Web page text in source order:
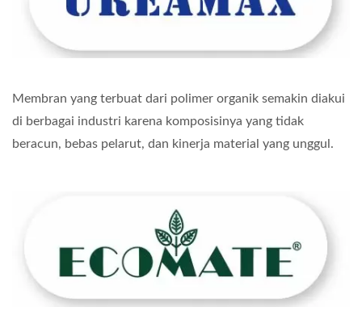
Membran yang terbuat dari polimer organik semakin diakui
di berbagai industri karena komposisinya yang tidak
beracun, bebas pelarut, dan kinerja material yang unggul.